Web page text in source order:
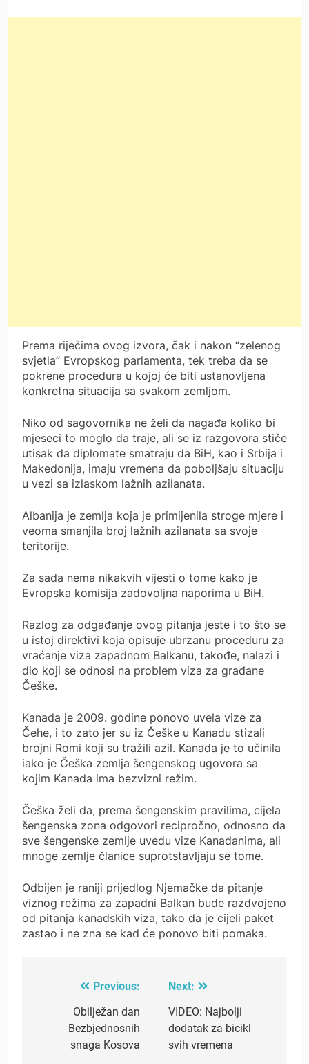
Prema riječima ovog izvora, čak i nakon “zelenog
svjetla” Evropskog parlamenta, tek treba da se
pokrene procedura u kojoj će biti ustanovljena
konkretna situacija sa svakom zemljom.
Niko od sagovornika ne želi da nagađa koliko bi
mjeseci to moglo da traje, ali se iz razgovora stiče
utisak da diplomate smatraju da BiH, kao i Srbija i
Makedonija, imaju vremena da poboljšaju situaciju
u vezi sa izlaskom lažnih azilanata.
Albanija je zemlja koja je primijenila stroge mjere i
veoma smanjila broj lažnih azilanata sa svoje
teritorije.
Za sada nema nikakvih vijesti o tome kako je
Evropska komisija zadovoljna naporima u BiH.
Razlog za odgađanje ovog pitanja jeste i to što se
u istoj direktivi koja opisuje ubrzanu proceduru za
vraćanje viza zapadnom Balkanu, takođe, nalazi i
dio koji se odnosi na problem viza za građane
Češke.
Kanada je 2009. godine ponovo uvela vize za
Čehe, i to zato jer su iz Češke u Kanadu stizali
brojni Romi koji su tražili azil. Kanada je to učinila
iako je Češka zemlja šengenskog ugovora sa
kojim Kanada ima bezvizni režim.
Češka želi da, prema šengenskim pravilima, cijela
šengenska zona odgovori recipročno, odnosno da
sve šengenske zemlje uvedu vize Kanađanima, ali
mnoge zemlje članice suprotstavljaju se tome.
Odbijen je raniji prijedlog Njemačke da pitanje
viznog režima za zapadni Balkan bude razdvojeno
od pitanja kanadskih viza, tako da je cijeli paket
zastao i ne zna se kad će ponovo biti pomaka.
navigation
Previous:
Obilježan dan
Bezbjednosnih
snaga Kosova
Next:
VIDEO: Najbolji
dodatak za bicikl
svih vremena